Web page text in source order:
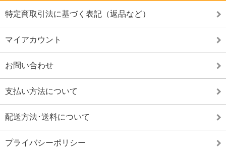
特定商取引法に基づく表記（返品など）
マイアカウント
お問い合わせ
支払い方法について
配送方法･送料について
プライバシーポリシー